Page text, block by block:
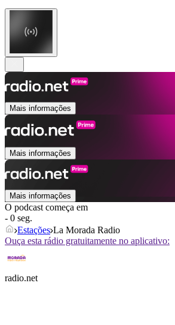
Mais informações
Mais informações
Mais informações
O podcast começa em
- 0 seg.
Estações La Morada Radio
Ouça esta rádio gratuitamente no aplicativo:
radio.net